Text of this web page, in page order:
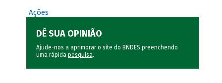
Ações
DÊ SUA OPINIÃO
Ajude-nos a aprimorar o site do BNDES preenchendo
uma rápida pesquisa.